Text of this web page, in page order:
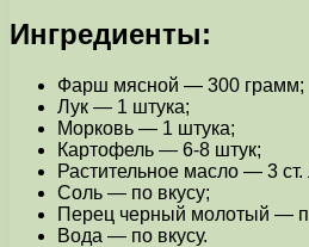
Ингредиенты:
Фарш мясной — 300 грамм;
Лук — 1 штука;
Морковь — 1 штука;
Картофель — 6-8 штук;
Растительное масло — 3 ст.
Соль — по вкусу;
Перец черный молотый —
Вода — по вкусу.